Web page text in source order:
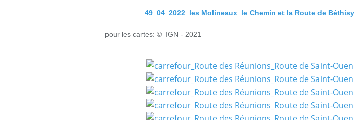
49_04_2022_les Molineaux_le Chemin et la Route de Béthisy
pour les cartes: © IGN - 2021